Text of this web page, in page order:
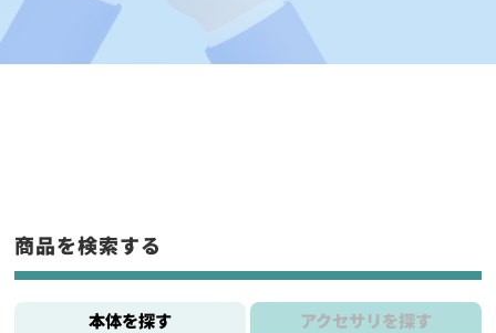
商品を検索する
本体を探す アクセサリを探す